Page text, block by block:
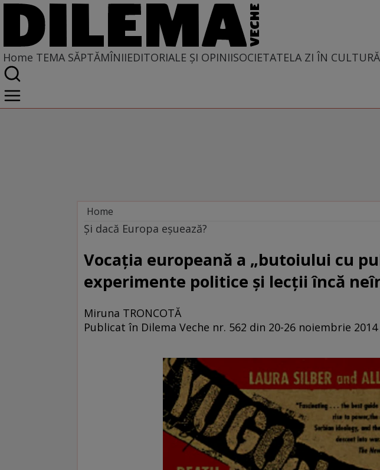
Home TEMA SĂPTĂMÎNIIEDITORIALE ȘI OPINIISOCIETATELA ZI ÎN CULTURĂ
Home
Tema săptămînii
Şi dacă Europa eşuează?
Vocaţia europeană a „butoiului cu
experimente politice şi lecţii încă
Miruna TRONCOTĂ
Publicat în Dilema Veche nr. 562 din 20-26 noiembrie 2014